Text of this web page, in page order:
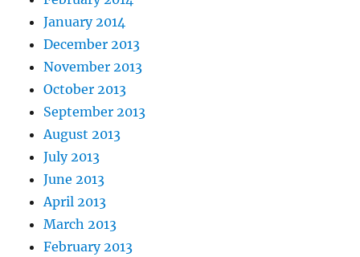
January 2014
December 2013
November 2013
October 2013
September 2013
August 2013
July 2013
June 2013
April 2013
March 2013
February 2013